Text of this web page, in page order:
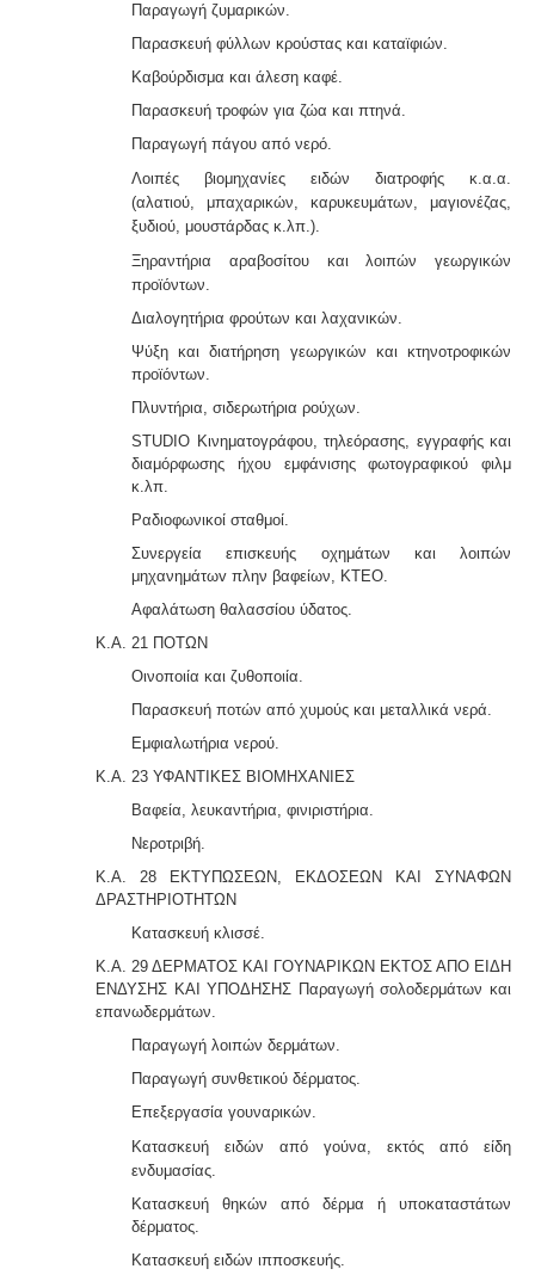
Παραγωγή ζυμαρικών.
Παρασκευή φύλλων κρούστας και καταϊφιών.
Καβούρδισμα και άλεση καφέ.
Παρασκευή τροφών για ζώα και πτηνά.
Παραγωγή πάγου από νερό.
Λοιπές βιομηχανίες ειδών διατροφής κ.α.α.
(αλατιού,
μπαχαρικών, καρυκευμάτων, μαγιονέζας,
ξυδιού, μουστάρδας κ.λπ.).
Ξηραντήρια αραβοσίτου και λοιπών γεωργικών
προϊόντων.
Διαλογητήρια φρούτων και λαχανικών.
Ψύξη και διατήρηση γεωργικών και κτηνοτροφικών
προϊόντων.
Πλυντήρια, σιδερωτήρια ρούχων.
STUDIO Κινηματογράφου, τηλεόρασης, εγγραφής και
διαμόρφωσης ήχου εμφάνισης φωτογραφικού φιλμ
κ.λπ.
Ραδιοφωνικοί σταθμοί.
Συνεργεία επισκευής οχημάτων και λοιπών
μηχανημάτωv πλην βαφείων, ΚΤΕΟ.
Αφαλάτωση θαλασσίου ύδατος.
Κ.Α. 21 ΠΟΤΩΝ
Οινοποιία και ζυθοποιία.
Παρασκευή ποτών από χυμούς και μεταλλικά νερά.
Εμφιαλωτήρια νερού.
Κ.Α. 23 ΥΦΑΝΤΙΚΕΣ ΒΙΟΜΗΧΑΝΙΕΣ
Βαφεία, λευκαντήρια, φινιριστήρια.
Νεροτριβή.
Κ.Α. 28 ΕΚΤΥΠΩΣΕΩΝ, ΕΚΔΟΣΕΩΝ ΚΑΙ ΣΥΝΑΦΩΝ
ΔΡΑΣΤΗΡΙΟΤΗΤΩΝ
Κατασκευή κλισσέ.
Κ.Α. 29 ΔΕΡΜΑΤΟΣ ΚΑΙ ΓΟΥΝΑΡΙΚΩΝ ΕΚΤΟΣ ΑΠΟ ΕΙΔΗ
ΕΝΔΥΣΗΣ ΚΑΙ ΥΠΟΔΗΣΗΣ Παραγωγή σολοδερμάτων και
επανωδερμάτων.
Παραγωγή λοιπών δερμάτων.
Παραγωγή συνθετικού δέρματος.
Επεξεργασία γουναρικών.
Κατασκευή ειδών από γούνα, εκτός από είδη
ενδυμασίας.
Κατασκευή θηκών από δέρμα ή υποκαταστάτων
δέρματος.
Κατασκευή ειδών ιπποσκευής.